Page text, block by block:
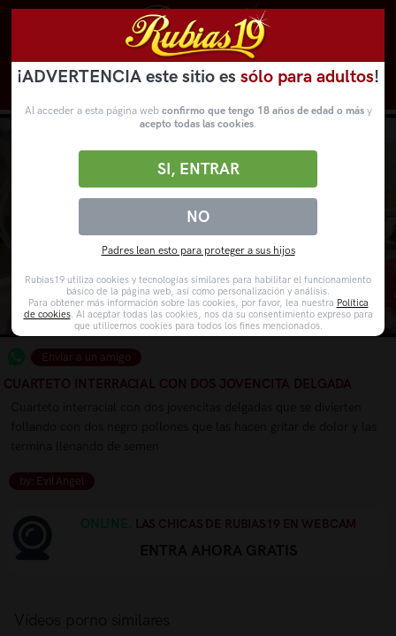
Enviar a un amigo
CUARTETO INTERRACIAL CON DOS JOVENCITA DELGADA
by: Evil Angel
ONLINE. LAS CHICAS DE RUBIAS19 EN WEBCAM
¡ADVERTENCIA este sitio es sólo para adultos!
Al acceder a esta página web confirmo que tengo 18 años de edad o másy
acepto todas las cookies.
NO
SI, ENTRAR
Padres lean esto para proteger a sus hijos
Rubias19 utiliza cookies y tecnologías similares para habilitar el funcionamiento
básico de la página web, así como personalización y análisis.
Para obtener más información sobre las cookies, por favor, lea nuestra Política
de cookies. Al aceptar todas las cookies, nos da su consentimiento expreso para
que utilicemos cookies para todos los fines mencionados.